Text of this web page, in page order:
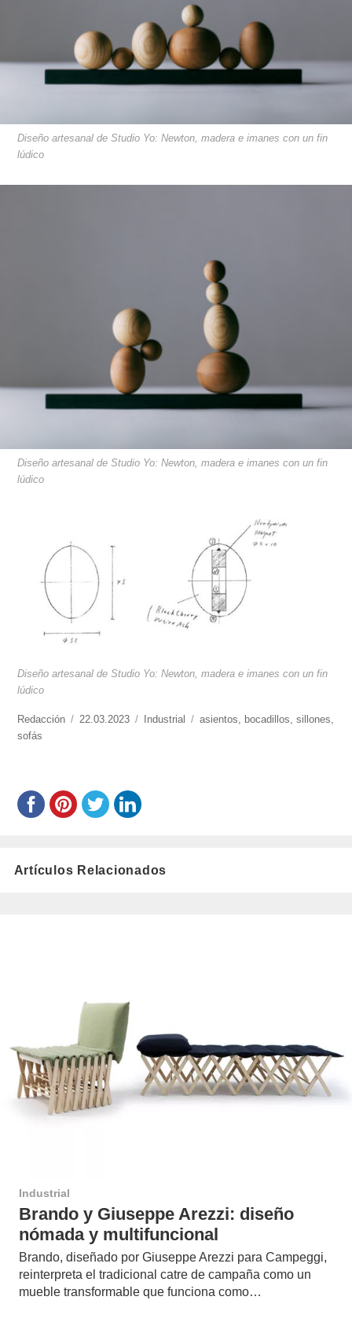
Diseño artesanal de Studio Yo: Newton, madera e imanes con un fin
lúdico
Diseño artesanal de Studio Yo: Newton, madera e imanes con un fin
lúdico
Diseño artesanal de Studio Yo: Newton, madera e imanes con un fin
lúdico
https://www.experimenta.es/author/redaccion/
Redacción
Publicado
22.03.2023 Categorías
Industrial Etiquetas
asientos, bocadillos,sillones,
sofás
Artículos Relacionados
Industrial
Brando y Giuseppe Arezzi: diseño
nómada y multifuncional
Brando, diseñado por Giuseppe Arezzi para Campeggi,
reinterpreta el tradicional catre de campaña como un
mueble transformable que funciona como…